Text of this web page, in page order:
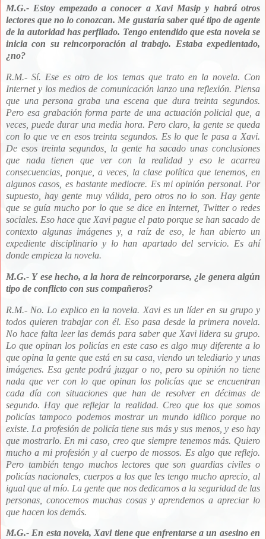
M.G.- Estoy empezado a conocer a Xavi Masip y habrá otros
lectores que no lo conozcan. Me gustaría saber qué tipo de agente
de la autoridad has perfilado. Tengo entendido que esta novela se
inicia con su reincorporación al trabajo. Estaba expedientado,
¿no?
R.M.-Sí. Ese es otro de los temas que trato en la novela. Con
Internet y los medios de comunicación lanzo una reflexión. Piensa
que una persona graba una escena que dura treinta segundos.
Pero esa grabación forma parte de una actuación policial que, a
veces, puede durar una media hora. Pero claro, la gente se queda
con lo que ve en esos treinta segundos. Es lo que le pasa a Xavi.
De esos treinta segundos, la gente ha sacado unas conclusiones
que nada tienen que ver con la realidad y eso le acarrea
consecuencias, porque, a veces, la clase política que tenemos, en
algunos casos, es bastante mediocre. Es mi opinión personal. Por
supuesto, hay gente muy válida, pero otros no lo son. Hay gente
que se guía mucho por lo que se dice en Internet, Twitter o redes
sociales. Eso hace que Xavi pague el pato porque se han sacado de
contexto algunas imágenes y, a raíz de eso, le han abierto un
expediente disciplinario y lo han apartado del servicio. Es ahí
donde empieza la novela.
M.G.- Yese hecho, a la hora de reincorporarse, ¿le genera algún
tipo de conflicto con sus compañeros?
R.M.- No. Lo explico en la novela. Xavi es un líder en su grupo y
todos quieren trabajar con él. Eso pasa desde la primera novela.
No hace falta leer las demás para saber que Xavi lidera su grupo.
Lo que opinan los policías en este caso es algo muy diferente a lo
que opina la gente que está en su casa, viendo un telediario y unas
imágenes. Esa gente podrá juzgar o no, pero su opinión no tiene
nada que ver con lo que opinan los policías que se encuentran
cada día con situaciones que han de resolver en décimas de
segundo. Hay que reflejar la realidad. Creo que los que somos
policías tampoco podemos mostrar un mundo idílico porque no
existe. La profesión de policía tiene sus más y sus menos, y eso hay
que mostrarlo. En mi caso, creo que siempre tenemos más. Quiero
mucho a mi profesión y al cuerpo de mossos. Es algo que reflejo.
Pero también tengo muchos lectores que son guardias civiles o
policías nacionales, cuerpos a los que les tengo mucho aprecio, al
igual que al mío. La gente que nos dedicamos a la seguridad de las
personas, conocemos muchas cosas y aprendemos a apreciar lo
que hacen los demás.
M.G.- En esta novela, Xavi tiene que enfrentarse a un asesino en